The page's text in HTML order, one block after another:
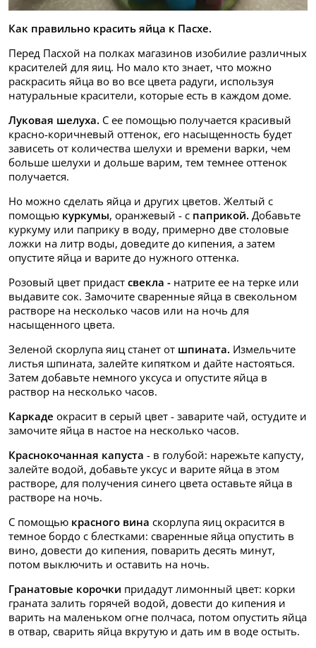
Как правильно красить яйца к Пасхе.
Перед Пасхой на полках магазинов изобилие различных
красителей для яиц. Но мало кто знает, что можно
раскрасить яйца во во все цвета радуги, используя
натуральные красители, которые есть в каждом доме.
Луковая шелуха. С ее помощью получается красивый
красно-коричневый оттенок, его насыщенность будет
зависеть от количества шелухи и времени варки, чем
больше шелухи и дольше варим, тем темнее оттенок
получается.
Но можно сделать яйца и других цветов. Желтый с
помощью куркумы, оранжевый - с паприкой. Добавьте
куркуму или паприку в воду, примерно две столовые
ложки на литр воды, доведите до кипения, а затем
опустите яйца и варите до нужного оттенка.
Розовый цвет придаст свекла - натрите ее на терке или
выдавите сок. Замочите сваренные яйца в свекольном
растворе на несколько часов или на ночь для
насыщенного цвета.
Зеленой скорлупа яиц станет от шпината. Измельчите
листья шпината, залейте кипятком и дайте настояться.
Затем добавьте немного уксуса и опустите яйца в
раствор на несколько часов.
Каркаде окрасит в серый цвет - заварите чай, остудите и
замочите яйца в настое на несколько часов.
Краснокочанная капуста - в голубой: нарежьте капусту,
залейте водой, добавьте уксус и варите яйца в этом
растворе, для получения синего цвета оставьте яйца в
растворе на ночь.
С помощью красного вина скорлупа яиц окрасится в
темное бордо с блестками: сваренные яйца опустить в
вино, довести до кипения, поварить десять минут,
потом выключить и оставить на ночь.
Гранатовые корочки придадут лимонный цвет: корки
граната залить горячей водой, довести до кипения и
варить на маленьком огне полчаса, потом опустить яйца
в отвар, сварить яйца вкрутую и дать им в воде остыть.